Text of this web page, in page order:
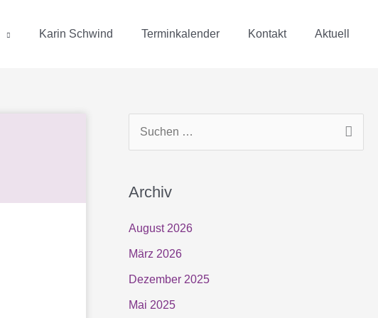
Karin Schwind Terminkalender Kontakt Aktuell
h
n
a
c
Archiv
August 2026
März 2026
Dezember 2025
Mai 2025